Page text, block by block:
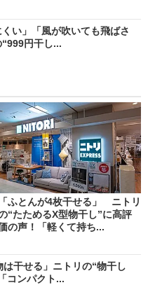
くい」「風が吹いても飛ばさ
円干し...
「ふとんが4枚干せる」 ニトリ
“たためるX型物干し”に高評
の声！「軽くて持ち...
は干せる」ニトリの“物干し
コンパクト...